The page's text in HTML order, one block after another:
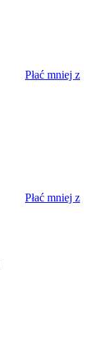
Płać mniej z
Płać mniej z